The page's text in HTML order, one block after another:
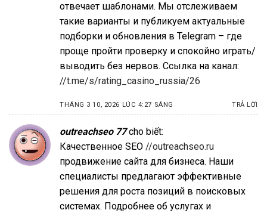
отвечает шаблонами. Мы отслеживаем
такие варианты и публикуем актуальные
подборки и обновления в Telegram – где
проще пройти проверку и спокойно играть/
выводить без нервов. Ссылка на канал:
//t.me/s/rating_casino_russia/26
THÁNG 3 10, 2026 LÚC 4:27 SÁNG TRẢ LỜI
outreachseo 77 cho biết:
Качественное SEO //outreachseo.ru
продвижение сайта для бизнеса. Наши
специалисты предлагают эффективные
решения для роста позиций в поисковых
системах. Подробнее об услугах и